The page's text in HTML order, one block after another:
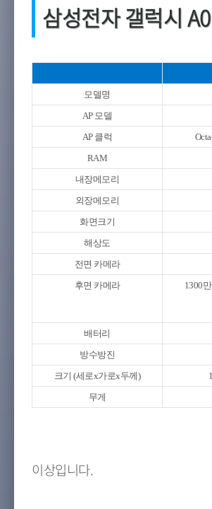
삼성전자 갤럭시
모델명
AP 모델
AP 클럭
RAM
내장메모리
외장메모리
화면크기
해상도
전면 카메라
후면 카메라
1300
배터리
방수방진
크기 (세로x가로x두께)
무게
이상입니다.